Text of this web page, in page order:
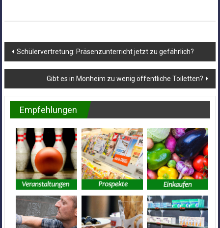
Beitragsnavigation
Schülervertretung: Präsenzunterricht jetzt zu gefährlich?
Gibt es in Monheim zu wenig öffentliche Toiletten?
Empfehlungen